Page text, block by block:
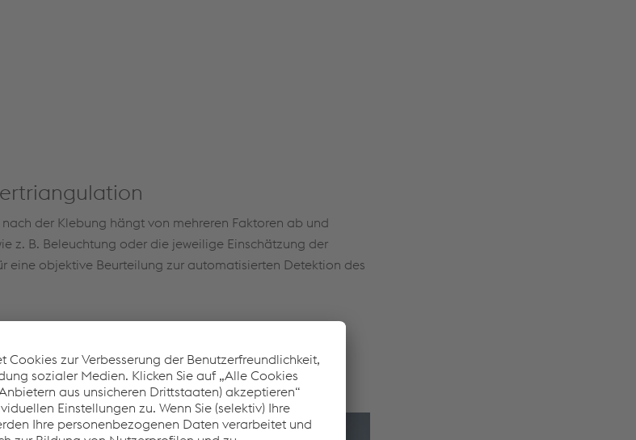
der Klebung hängt von mehreren Faktoren ab und
z. B. Beleuchtung oder die jeweilige Einschätzung der
eine objektive Beurteilung zur automatisierten Detektion des
verklebten Prüfkörpers erstellt. Erhöhungen im Bereich
werden visualisiert und können so automatisch